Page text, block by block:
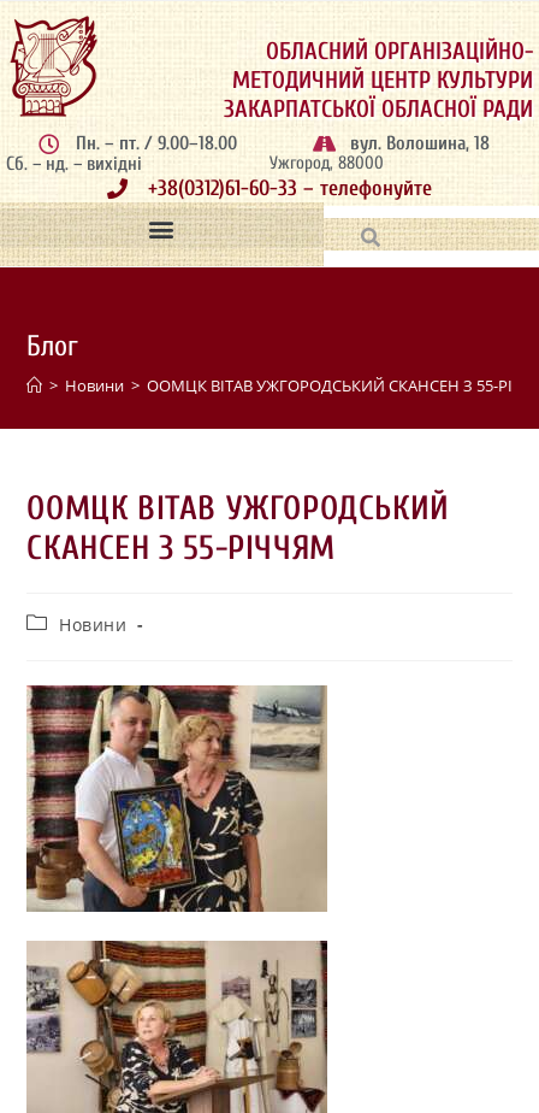
ОБЛАСНИЙ ОРГАНІЗАЦІЙНО-
МЕТОДИЧНИЙ ЦЕНТР КУЛЬТУРИ
ЗАКАРПАТСЬКОЇ ОБЛАСНОЇ РАДИ
Пн. – пт. / 9.00–18.00
Сб. – нд. – вихідні
вул. Волошина, 18
Ужгород, 88000
+38(0312)61-60-33 – телефонуйте
Блог
> Новини > ООМЦК ВІТАВ УЖГОРОДСЬКИЙ СКАНСЕН З 55-
ООМЦК ВІТАВ УЖГОРОДСЬКИЙ
СКАНСЕН З 55-РІЧЧЯМ
Новини